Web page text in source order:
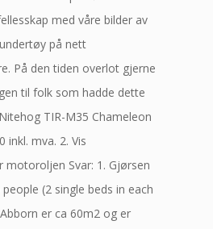
med våre bilder av
på nett
På den tiden overlot gjerne
til folk som hadde dette
TIR-M35 Chameleon
inkl. mva. 2. Vis
motoroljen Svar: 1. Gjørsen
(2 single beds in each
er ca 60m2 og er